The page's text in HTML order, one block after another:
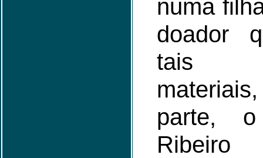
numa
doador
tais
parte,
Ribeiro